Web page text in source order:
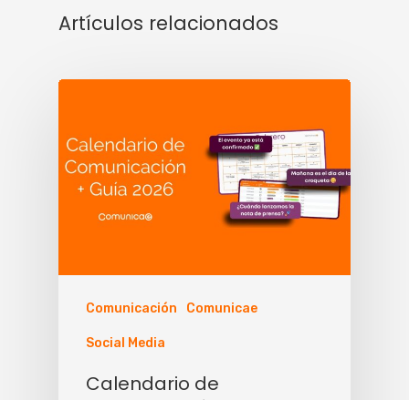
Artículos relacionados
Comunicación Comunicae
Social Media
Calendario de